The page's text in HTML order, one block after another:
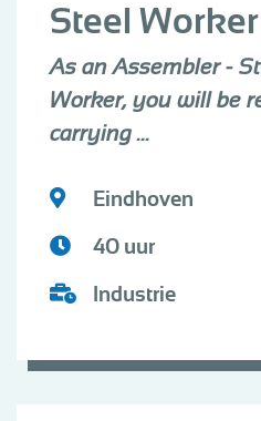
Steel Worker
As an Assembler -
Worker, you will be
carrying ...
Eindhoven
40 uur
Industrie